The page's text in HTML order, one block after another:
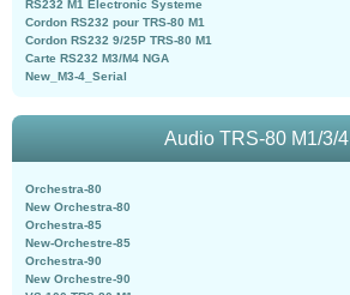
RS232 M1 Electronic Systeme
Cordon RS232 pour TRS-80 M1
Cordon RS232 9/25P TRS-80 M1
Carte RS232 M3/M4 NGA
New_M3-4_Serial
Audio TRS-80 M1/3/4
Orchestra-80
New Orchestra-80
Orchestra-85
New-Orchestre-85
Orchestra-90
New Orchestre-90